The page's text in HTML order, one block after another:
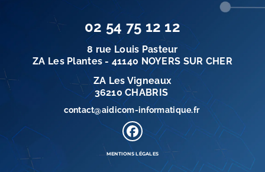
8 rue Louis Pasteur
ZA Les Plantes - 41140 NOYERS SUR CHER
MENTIONS LÉGALES
contact@aidicom-informatique.fr
ZA Les Vigneaux
36210 CHABRIS
02 54 75 12 12